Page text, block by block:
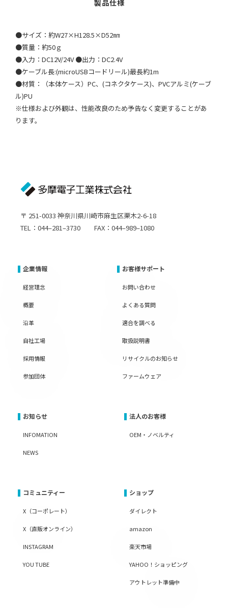
●サイズ：約W27×H128.5×D52㎜
●質量：約50ｇ
●入力：DC12V/24V ●出力：DC2.4V
●ケーブル長:(microUSBコードリール)最長約1m
●材質：（本体ケース）PC、(コネクタケース)、PVCアルミ(ケーブ
ル)PU
※仕様および外観は、性能改良のため予告なく変更することがあ
ります。
〒 251-0033 神奈川県川崎市麻生区栗木2-6-18
TEL：044–281–3730 FAX：044–989–1080
企業情報
経営理念
概要
沿革
自社工場
採用情報
参加団体
お客様サポート
お問い合わせ
よくある質問
適合を調べる
取扱説明書
リサイクルのお知らせ
ファームウェア
お知らせ
INFOMATION
NEWS
法人のお客様
OEM・ノベルティ
コミュニティー
X（コーポレート）
X（直販オンライン）
INSTAGRAM
YOU TUBE
ショップ
ダイレクト
amazon
楽天市場
YAHOO！ショッピング
アウトレット準備中